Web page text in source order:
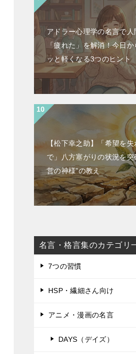
アドラー心理学の名言で人
「疲れた」を解消！今日
ッと軽くなる3つのヒント
【松下幸之助】「希望を失
で」八方塞がりの状況を突
営の神様”の教え
名言・格言集のカテゴリ
7つの習慣
HSP・繊細さん向け
アニメ・漫画の名言
DAYS（デイズ）